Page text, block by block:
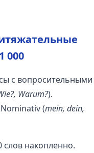
000
с вопросительными
Warum?).
(mein, dein,
слов накопленно.